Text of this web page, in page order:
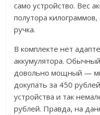
само устройство. Вес
полутора
ручка.
В комплекте нет
аккумулятора.
довольно мощный —
докупать за 450
устройства и так
рублей. Правда, на